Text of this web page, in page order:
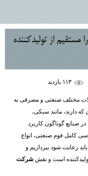
از تولیدکننده
۱۱۳ بازديد
مختلف صنعتی و مصرفی به
مانند سبکی،
صنایع گوناگون کاربرد
کامل فوم صنعتی، انواع
رعایت شود بپردازیم و
است و نقش شرکت